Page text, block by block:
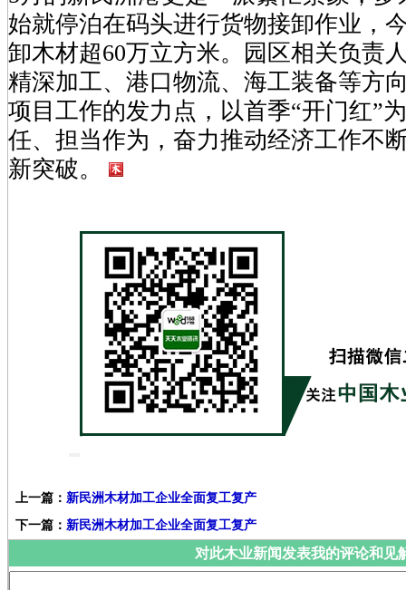
始就停泊在码头进行货物接卸作业，
卸木材超60万立方米。园区相关负责
精深加工、港口物流、海工装备等方
项目工作的发力点，以首季“开门红”
任、担当作为，奋力推动经济工作不
新突破。
上一篇： 新民洲木材加工企业全面复工复产
下一篇： 新民洲木材加工企业全面复工复产
对此木业新闻发表我的评论和见